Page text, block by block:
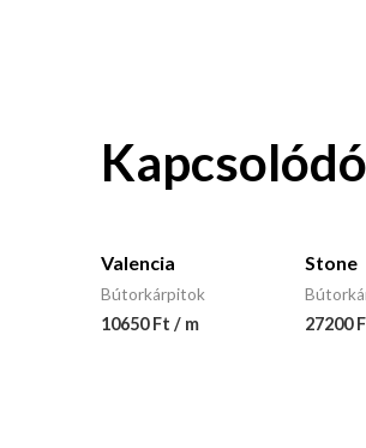
Valencia
Bútorkárpitok
10650 Ft / m
Stone
27200